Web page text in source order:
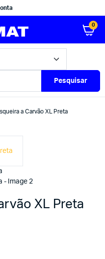
0
Pesquisar
a Carvão XL Preta
XL Preta